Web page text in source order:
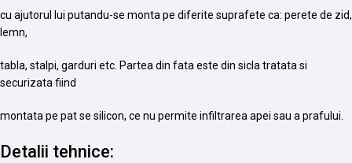
cu ajutorul lui putandu-se monta pe diferite suprafete ca: perete de zid,
lemn,
tabla, stalpi, garduri etc. Partea din fata este din sicla tratata si
securizata fiind
montata pe pat se silicon, ce nu permite infiltrarea apei sau a prafului.
Detalii tehnice: